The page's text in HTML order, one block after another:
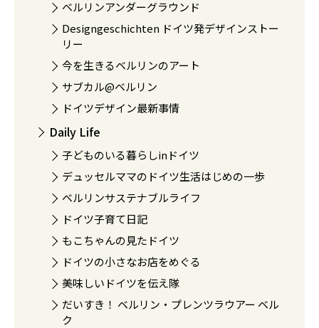
ベルリンアンダーグラウンド
Designgeschichten ドイツ発デザインストー
リー
今を生きるベルリンのアート
サブカル@ベルリン
ドイツデザイン最新事情
Daily Life
子どものいる暮らしinドイツ
デュッセルママのドイツ生活はじめの一歩
ベルリンサステナブルライフ
ドイツ子育て日記
もこちゃんの見たドイツ
ドイツの小さなお店をめぐる
美味しいドイツを伝え隊
だいすき！ ベルリン・プレンツラウアー ベル
ク